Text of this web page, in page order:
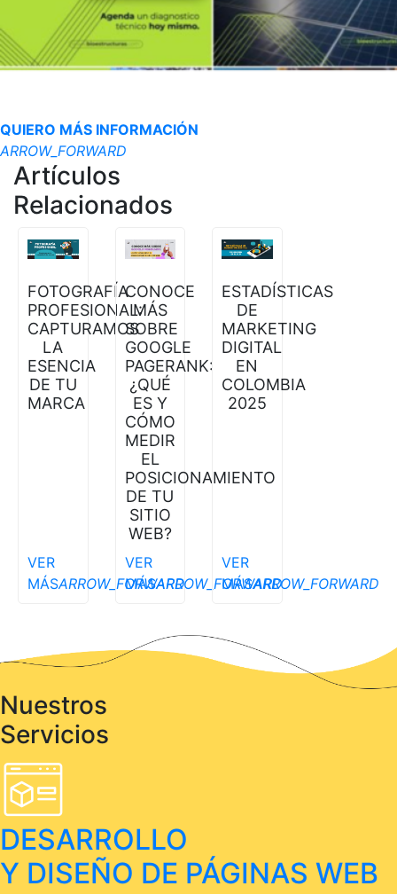
QUIERO MÁS INFORMACIÓN
ARROW_FORWARD
Artículos
Relacionados
FOTOGRAFÍA
PROFESIONAL:
CAPTURAMOS
LA
ESENCIA
DE TU
MARCA
VER
MÁSARROW_FORWARD
CONOCE
MÁS
SOBRE
GOOGLE
PAGERANK:
¿QUÉ
ES Y
CÓMO
MEDIR
EL
POSICIONAMIENTO
DE TU
SITIO
WEB?
VER
MÁSARROW_FORWARD
ESTADÍSTICAS
DE
MARKETING
DIGITAL
EN
COLOMBIA
2025
VER
MÁSARROW_FORWARD
Nuestros
Servicios
DESARROLLO
Y DISEÑO DE PÁGINAS WEB